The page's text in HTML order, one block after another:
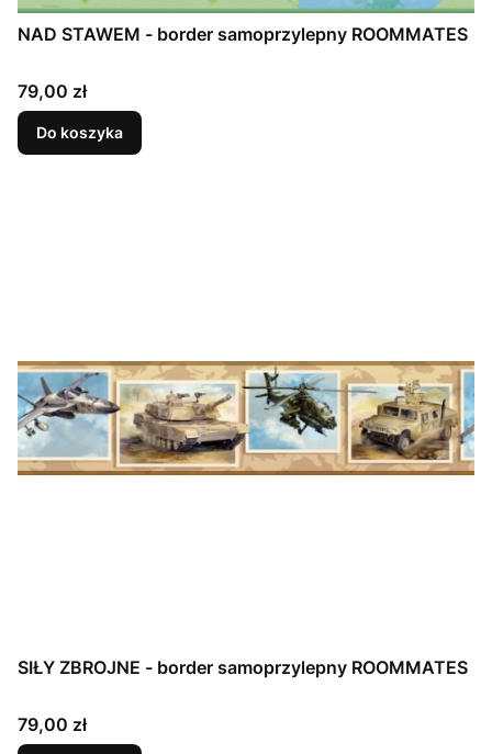
NAD STAWEM - border samoprzylepny ROOMMATES
Cena
79,00 zł
Do koszyka
SIŁY ZBROJNE - border samoprzylepny ROOMMATES
Cena
79,00 zł